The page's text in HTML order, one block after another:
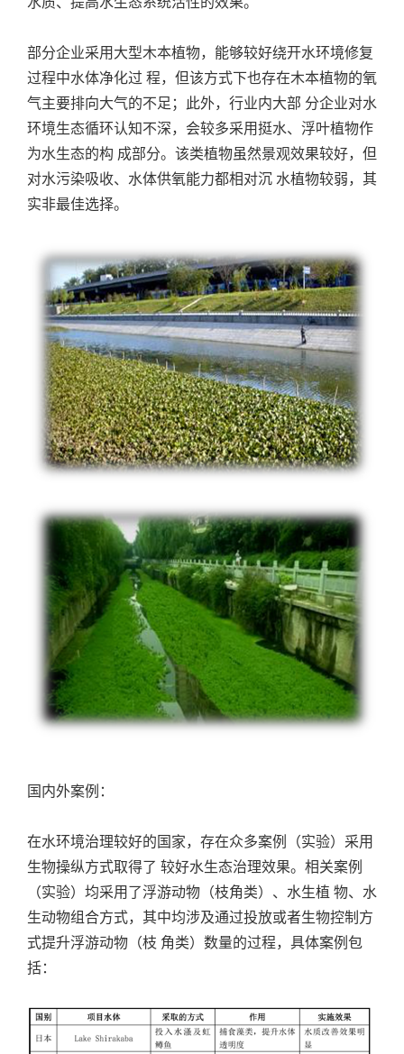
部分企业采用大型木本植物，能够较好绕开水环境修复
过程中水体净化过 程，但该方式下也存在木本植物的氧
气主要排向大气的不足；此外，行业内大部 分企业对水
环境生态循环认知不深，会较多采用挺水、浮叶植物作
为水生态的构 成部分。该类植物虽然景观效果较好，但
对水污染吸收、水体供氧能力都相对沉 水植物较弱，其
实非最佳选择。
国内外案例：
在水环境治理较好的国家，存在众多案例（实验）采用
生物操纵方式取得了 较好水生态治理效果。相关案例
（实验）均采用了浮游动物（枝角类）、水生植 物、水
生动物组合方式，其中均涉及通过投放或者生物控制方
式提升浮游动物（枝 角类）数量的过程，具体案例包
括：